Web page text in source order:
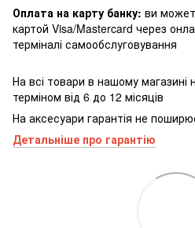
Оплата на карту банку: ви
картой Visa/Mastercard через
терміналі самообслуговування
На всі товари в нашому магазині
терміном від 6 до 12 місяців
На аксесуари гарантія не
Детальніше про гарантію